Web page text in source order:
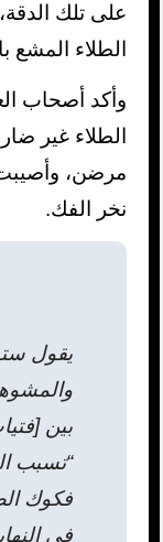
على تلك
الطلاء المشع
وأكد أصحاب
الطلاء غير
مرضن،
نخر الفك.
يقول
بين
“تسبب
فكوك
في